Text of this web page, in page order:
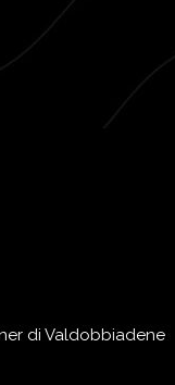
di Valdobbiadene